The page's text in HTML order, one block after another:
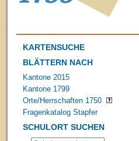
KARTENSUCHE
BLÄTTERN NACH
Kantone 2015
Kantone 1799
Orte/Herrschaften 1750
Fragenkatalog Stapfer
SCHULORT SUCHEN